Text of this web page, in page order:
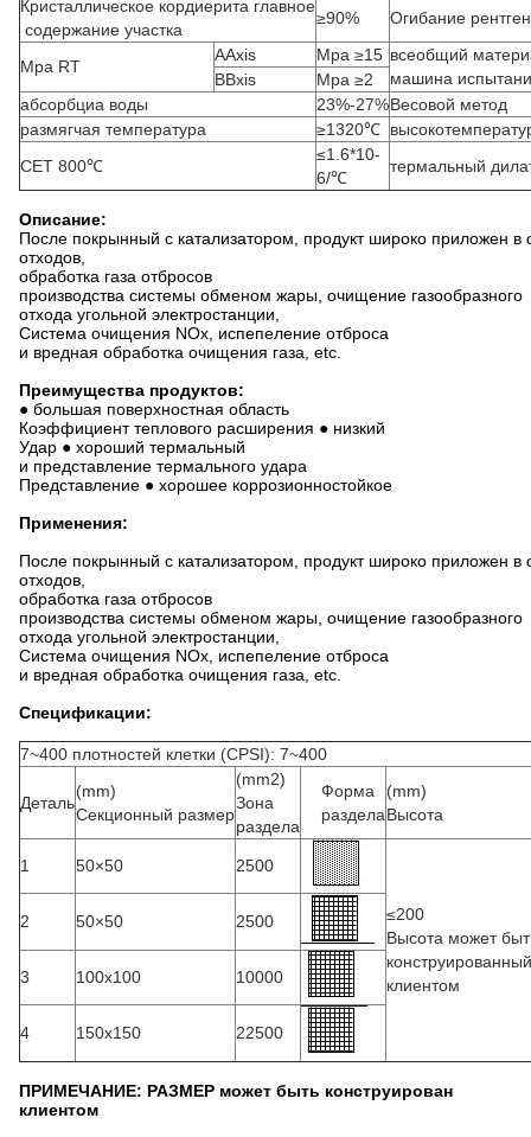
Кристаллическое кордиерита главное
содержание участка
≥90% Огибание
Mpa RT
AAxis Mpa ≥15 всеобщий
машина
BBxis
Mpa ≥2
абсорбциа воды
23%-27%Весовой метод
размягчая температура
≥1320℃
CET 800℃
≤1.6*10-
6/℃
термальный
Описание:
После покрынный с катализатором, продукт широко приложен в
отходов,
обработка газа отбросов
производства системы обменом жары, очищение газообразного
отхода угольной электростанции,
Система очищения NOx, испепеление отброса
и вредная обработка очищения газа, etc.
Преимущества продуктов:
● большая поверхностная область
Коэффициент теплового расширения ● низкий
Удар ● хороший термальный
и представление термального удара
Представление ● хорошее коррозионностойкое
Применения:
После покрынный с катализатором, продукт широко приложен в
отходов,
обработка газа отбросов
производства системы обменом жары, очищение газообразного
отхода угольной электростанции,
Система очищения NOx, испепеление отброса
и вредная обработка очищения газа, etc.
Спецификации:
7~400 плотностей клетки (CPSI): 7~400
Деталь
(mm)
Секционный размер
(mm2)
Зона
раздела
Форма
раздела
(mm)
Высота
1 50×50 2500
≤200
Высота может
конструированный
клиентом
2 50×50 2500
3 100x100 10000
4 150x150 22500
ПРИМЕЧАНИЕ: РАЗМЕР может быть конструирован
клиентом